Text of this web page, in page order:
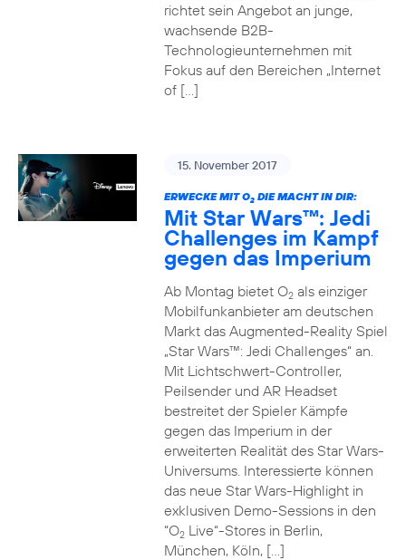
richtet sein Angebot an junge,
wachsende B2B-
Technologieunternehmen mit
Fokus auf den Bereichen „Internet
of […]
15. November 2017
ERWECKE MIT O2DIE MACHT IN DIR:
Mit Star Wars™: Jedi
Challenges im Kampf
gegen das Imperium
Ab Montag bietet O2als einziger
Mobilfunkanbieter am deutschen
Markt das Augmented-Reality Spiel
„Star Wars™: Jedi Challenges“ an.
Mit Lichtschwert-Controller,
Peilsender und AR Headset
bestreitet der Spieler Kämpfe
gegen das Imperium in der
erweiterten Realität des Star Wars-
Universums. Interessierte können
das neue Star Wars-Highlight in
exklusiven Demo-Sessions in den
“O2Live“-Stores in Berlin,
München, Köln, […]